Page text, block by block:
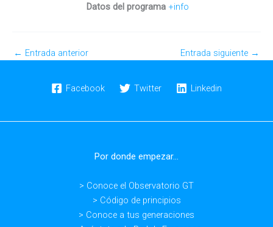
Datos del programa +info
← Entrada anterior Entrada siguiente →
Facebook Twitter Linkedin
Por donde empezar...
> Conoce el Observatorio GT
> Código de principios
> Conoce a tus generaciones